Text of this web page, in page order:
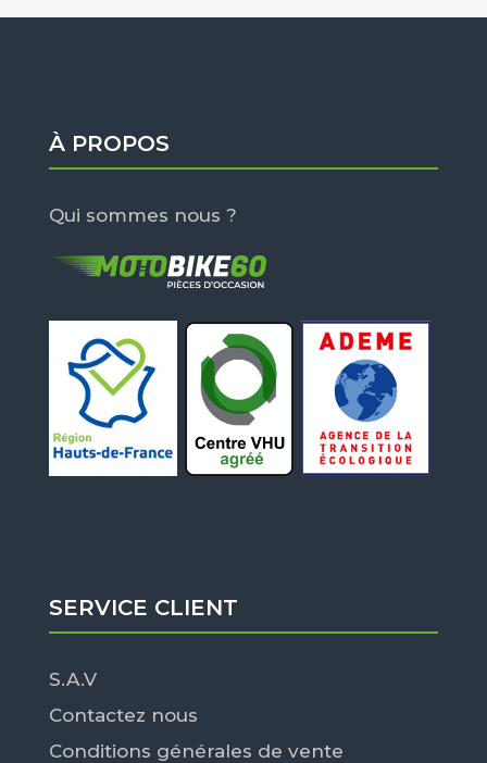
À PROPOS
Qui sommes nous ?
SERVICE CLIENT
S.A.V
Contactez nous
Conditions générales de vente